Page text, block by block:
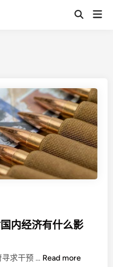
Open
内经济有什么影
求干预 … 什
Read more